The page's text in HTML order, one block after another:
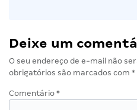
Deixe um
O seu endereço de e-mail não
obrigatórios são marcados com *
Comentário *